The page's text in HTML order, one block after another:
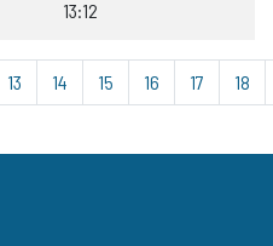
13:12
13 14 15 16 17 18